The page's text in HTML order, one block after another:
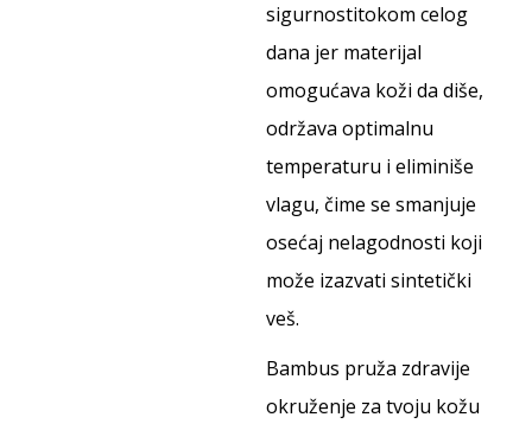
sigurnostitokom celog
dana jer materijal
omogućava koži da diše,
održava optimalnu
temperaturu i eliminiše
vlagu, čime se smanjuje
osećaj nelagodnosti koji
može izazvati sintetički
veš.
Bambus pruža zdravije
okruženje za tvoju kožu